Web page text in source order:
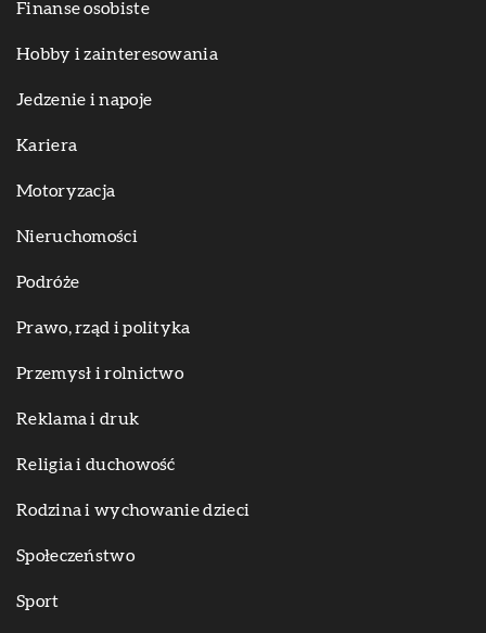
Finanse osobiste
Hobby i zainteresowania
Jedzenie i napoje
Kariera
Motoryzacja
Nieruchomości
Podróże
Prawo, rząd i polityka
Przemysł i rolnictwo
Reklama i druk
Religia i duchowość
Rodzina i wychowanie dzieci
Społeczeństwo
Sport